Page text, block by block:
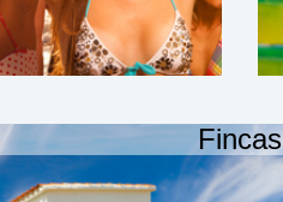
Fincas